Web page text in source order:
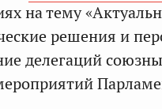
на тему
решения и
делегаций